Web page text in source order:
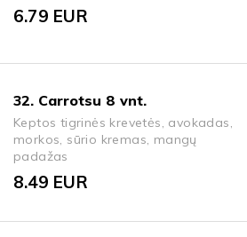
6.79 EUR
32. Carrotsu 8 vnt.
Keptos tigrinės krevetės, avokadas,
morkos, sūrio kremas, mangų
padažas
8.49 EUR